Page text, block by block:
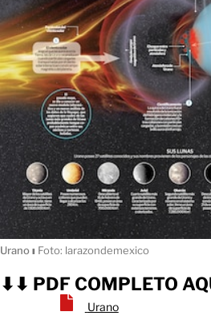
Uranoı Foto: larazondemexico
⬇⬇ PDF COMPLETO
Urano